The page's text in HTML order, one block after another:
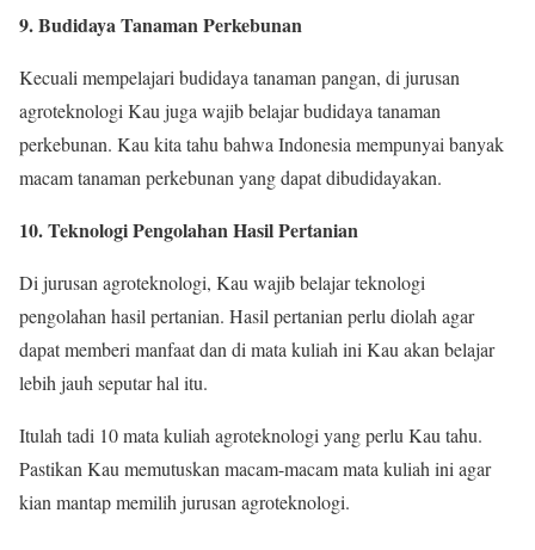
9. Budidaya Tanaman Perkebunan
Kecuali mempelajari budidaya tanaman pangan, di jurusan
agroteknologi Kau juga wajib belajar budidaya tanaman
perkebunan. Kau kita tahu bahwa Indonesia mempunyai banyak
macam tanaman perkebunan yang dapat dibudidayakan.
10. Teknologi Pengolahan Hasil Pertanian
Di jurusan agroteknologi, Kau wajib belajar teknologi
pengolahan hasil pertanian. Hasil pertanian perlu diolah agar
dapat memberi manfaat dan di mata kuliah ini Kau akan belajar
lebih jauh seputar hal itu.
Itulah tadi 10 mata kuliah agroteknologi yang perlu Kau tahu.
Pastikan Kau memutuskan macam-macam mata kuliah ini agar
kian mantap memilih jurusan agroteknologi.